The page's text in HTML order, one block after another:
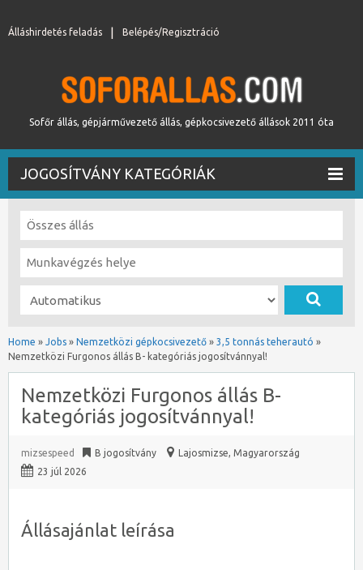
Belépés/Regisztráció
Álláshirdetés feladás
Sofőr állás, gépjárművezető állás, gépkocsivezető állások 2011 óta
JOGOSÍTVÁNY KATEGÓRIÁK
Home » Jobs » Nemzetközi gépkocsivezető » 3,5 tonnás teherautó »
Nemzetközi Furgonos állás B- kategóriás jogosítvánnyal!
Nemzetközi Furgonos állás B-
kategóriás jogosítvánnyal!
mizsespeed B jogosítvány Lajosmizse, Magyarország
23 júl 2026
Állásajánlat leírása